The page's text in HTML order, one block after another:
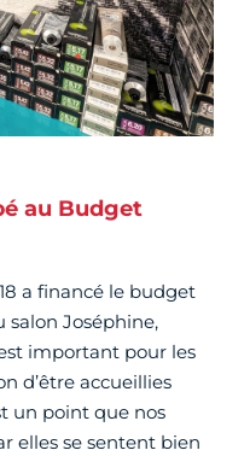
au Budget
a financé le budget
salon Joséphine,
important pour les
d’être accueillies
un point que nos
elles se sentent bien